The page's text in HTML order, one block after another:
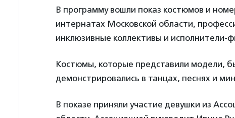
В программу вошли показ костюмов и
интернатах Московской области,
инклюзивные коллективы и
Костюмы, которые представили модели,
демонстрировались в танцах, песнях и
В показе приняли участие девушки из